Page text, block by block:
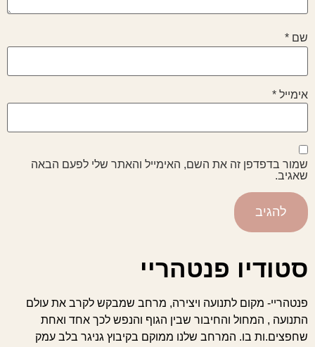
שם *
אימייל *
שמור בדפדפן זה את השם, האימייל והאתר שלי לפעם הבאה
שאגיב.
סטודיו פנטהריי
פנטהריי- מקום לתנועה ויצירה, מרחב שמבקש לקרב את עולם
התנועה , המחול והחיבור שבין הגוף והנפש לכך אחד ואחת
שחפצים.ות בו. המרחב שלנו ממוקם בקיבוץ גניגר בלב עמק